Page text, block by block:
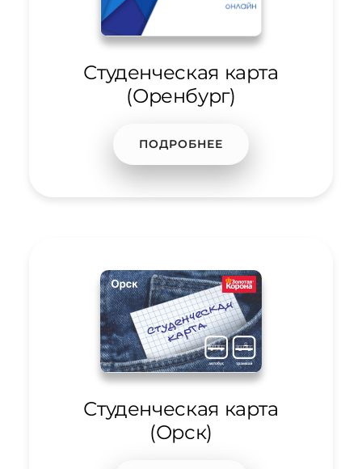
Студенческая карта
(Оренбург)
ПОДРОБНЕЕ
Студенческая карта
(Орск)